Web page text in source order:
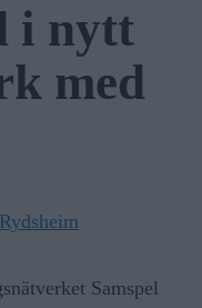
i nytt
med
Samspel